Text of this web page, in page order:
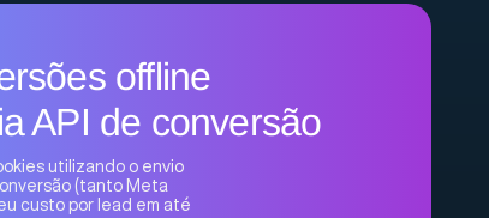
offline
API de conversão
utilizando o envio
(tanto Meta
custo por lead em até